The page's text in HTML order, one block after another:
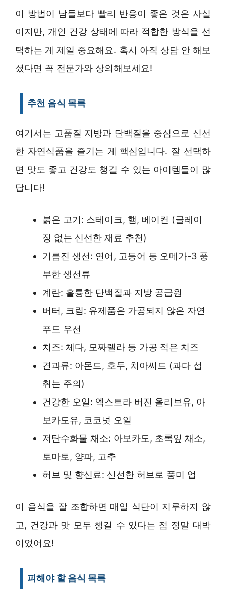
이 방법이 남들보다 빨리 반응이 좋은 것은 사실
이지만, 개인 건강 상태에 따라 적합한 방식을 선
택하는 게 제일 중요해요. 혹시 아직 상담 안 해보
셨다면 꼭 전문가와 상의해보세요!
추천 음식 목록
여기서는 고품질 지방과 단백질을 중심으로 신선
한 자연식품을 즐기는 게 핵심입니다. 잘 선택하
면 맛도 좋고 건강도 챙길 수 있는 아이템들이 많
답니다!
붉은 고기: 스테이크, 햄, 베이컨 (글레이
징 없는 신선한 재료 추천)
기름진 생선: 연어, 고등어 등 오메가-3 풍
부한 생선류
계란: 훌륭한 단백질과 지방 공급원
버터, 크림: 유제품은 가공되지 않은 자연
푸드 우선
치즈: 체다, 모짜렐라 등 가공 적은 치즈
견과류: 아몬드, 호두, 치아씨드 (과다 섭
취는 주의)
건강한 오일: 엑스트라 버진 올리브유, 아
보카도유, 코코넛 오일
저탄수화물 채소: 아보카도, 초록잎 채소,
토마토, 양파, 고추
허브 및 향신료: 신선한 허브로 풍미 업
이 음식을 잘 조합하면 매일 식단이 지루하지 않
고, 건강과 맛 모두 챙길 수 있다는 점 정말 대박
이었어요!
피해야 할 음식 목록